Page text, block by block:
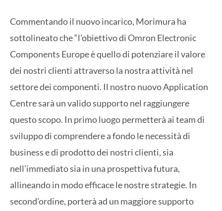
Commentando il nuovo incarico, Morimura ha
sottolineato che “l’obiettivo di Omron Electronic
Components Europe è quello di potenziare il valore
dei nostri clienti attraverso la nostra attività nel
settore dei componenti. Il nostro nuovo Application
Centre sarà un valido supporto nel raggiungere
questo scopo. In primo luogo permetterà ai team di
sviluppo di comprendere a fondo le necessità di
business e di prodotto dei nostri clienti, sia
nell’immediato sia in una prospettiva futura,
allineando in modo efficace le nostre strategie. In
second’ordine, porterà ad un maggiore supporto